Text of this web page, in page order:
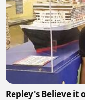
Repley's Believe it